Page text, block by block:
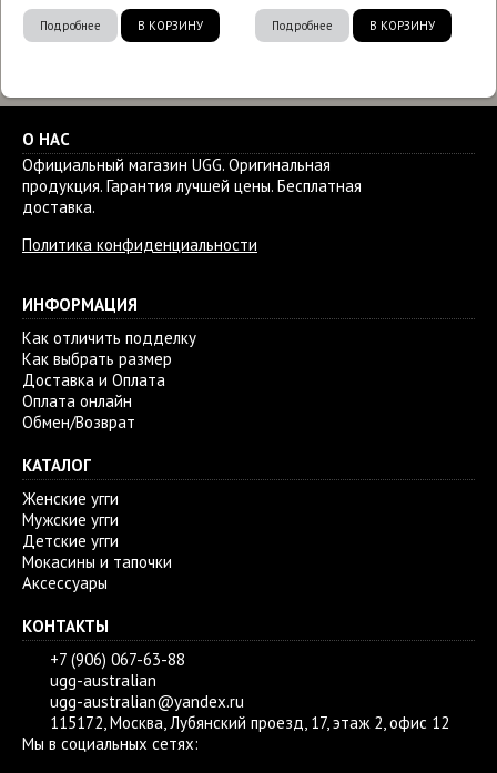
Подробнее В КОРЗИНУ Подробнее В КОРЗИНУ
О НАС
Официальный магазин UGG. Оригинальная
продукция. Гарантия лучшей цены. Бесплатная
доставка.
Политика конфиденциальности
ИНФОРМАЦИЯ
Как отличить подделку
Как выбрать размер
Доставка и Оплата
Оплата онлайн
Обмен/Возврат
КАТАЛОГ
Женские угги
Мужские угги
Детские угги
Мокасины и тапочки
Аксессуары
КОНТАКТЫ
+7 (906) 067-63-88
ugg-australian
ugg-australian@yandex.ru
115172, Москва, Лубянский проезд, 17, этаж 2, офис 12
Мы в социальных сетях: